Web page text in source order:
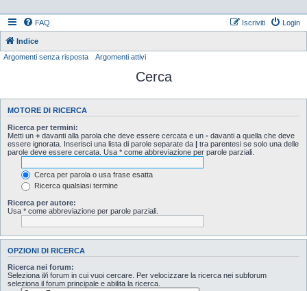
FAQ Login
Iscriviti
Indice
Argomenti senza risposta
Argomenti attivi
Cerca
MOTORE DI RICERCA
Ricerca per termini:
Metti un + davanti alla parola che deve essere cercata e un - davanti a quella che deve
essere ignorata. Inserisci una lista di parole separate da | tra parentesi se solo una delle
parole deve essere cercata. Usa * come abbreviazione per parole parziali.
Cerca per parola o usa frase esatta
Ricerca qualsiasi termine
Ricerca per autore:
Usa * come abbreviazione per parole parziali.
OPZIONI DI RICERCA
Ricerca nei forum:
Seleziona il/i forum in cui vuoi cercare. Per velocizzare la ricerca nei subforum
seleziona il forum principale e abilita la ricerca.